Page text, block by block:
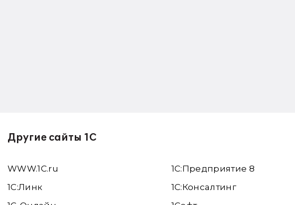
Другие сайты 1С
WWW.1С.ru
1С:Линк
1С:Предприятие 8
1С:Консалтинг